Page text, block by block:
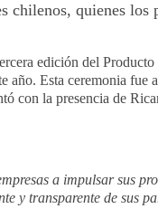
quienes
edición del
Esta ceremonia
con la presencia de
a impulsar sus
transparente de sus